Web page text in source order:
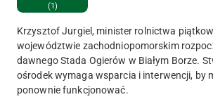
(1)
Krzysztof Jurgiel, minister rolnictwa
województwie zachodniopomorskim
dawnego Stada Ogierów w Białym Borze.
ośrodek wymaga wsparcia i interwencji, by
ponownie funkcjonować.